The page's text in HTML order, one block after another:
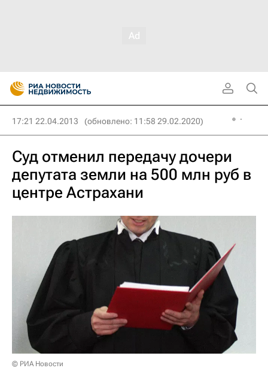
17:21 22.04.2013 (обновлено: 11:58 29.02.2020)
Суд отменил передачу дочери
депутата земли на 500 млн руб в
центре Астрахани
© РИА Новости